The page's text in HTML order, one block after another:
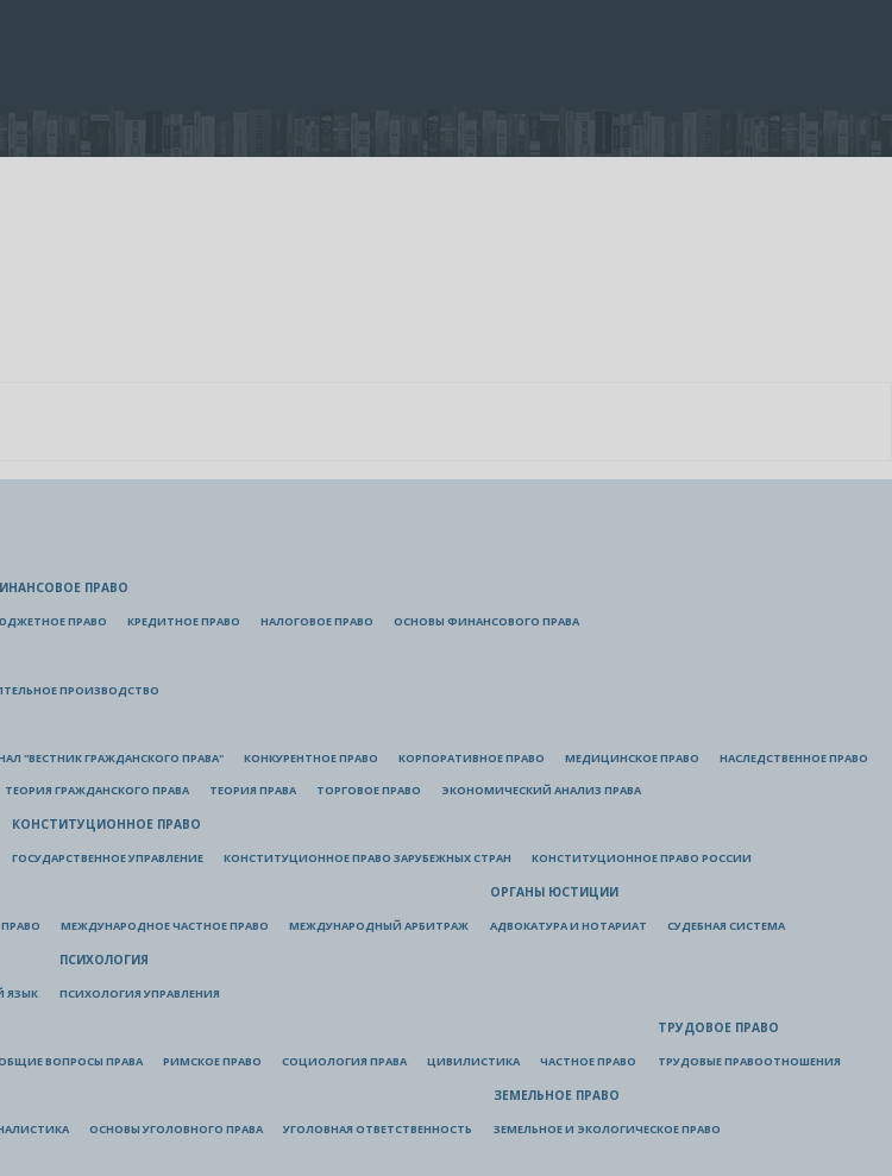
ПРАВО
ПРАВО КРЕДИТНОЕ ПРАВО НАЛОГОВОЕ ПРАВО ОСНОВЫ ФИНАНСОВОГО ПРАВА
ПРОИЗВОДСТВО
"ВЕСТНИК ГРАЖДАНСКОГО ПРАВА" КОНКУРЕНТНОЕ ПРАВО КОРПОРАТИВНОЕ ПРАВО МЕДИЦИНСКОЕ ПРАВО НАСЛЕДСТВЕННОЕ ПРАВО
ТЕОРИЯ ГРАЖДАНСКОГО ПРАВА ТЕОРИЯ ПРАВА ТОРГОВОЕ ПРАВО ЭКОНОМИЧЕСКИЙ АНАЛИЗ ПРАВА
КОНСТИТУЦИОННОЕ ПРАВО
ГОСУДАРСТВЕННОЕ УПРАВЛЕНИЕ КОНСТИТУЦИОННОЕ ПРАВО ЗАРУБЕЖНЫХ СТРАН КОНСТИТУЦИОННОЕ ПРАВО РОССИИ
МЕЖДУНАРОДНОЕ ЧАСТНОЕ ПРАВО МЕЖДУНАРОДНЫЙ АРБИТРАЖ
ОРГАНЫ ЮСТИЦИИ
АДВОКАТУРА И НОТАРИАТ СУДЕБНАЯ СИСТЕМА
ЯЗЫК
ПСИХОЛОГИЯ
ПСИХОЛОГИЯ УПРАВЛЕНИЯ
ВОПРОСЫ ПРАВА РИМСКОЕ ПРАВО СОЦИОЛОГИЯ ПРАВА ЦИВИЛИСТИКА ЧАСТНОЕ ПРАВО
ТРУДОВОЕ ПРАВО
ТРУДОВЫЕ ПРАВООТНОШЕНИЯ
ОСНОВЫ УГОЛОВНОГО ПРАВА УГОЛОВНАЯ ОТВЕТСТВЕННОСТЬ
ЗЕМЕЛЬНОЕ ПРАВО
ЗЕМЕЛЬНОЕ И ЭКОЛОГИЧЕСКОЕ ПРАВО